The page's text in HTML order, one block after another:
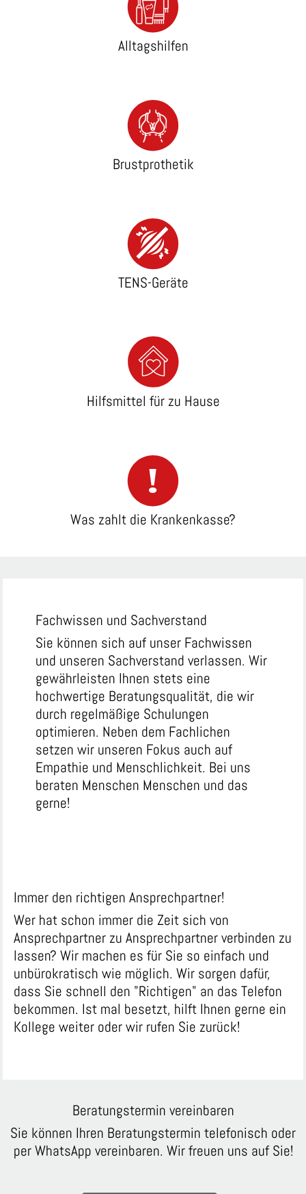
Alltagshilfen
Brustprothetik
TENS-Geräte
Hilfsmittel für zu Hause
Was zahlt die Krankenkasse?
Fachwissen und Sachverstand
Sie können sich auf unser Fachwissen
und unseren Sachverstand verlassen. Wir
gewährleisten Ihnen stets eine
hochwertige Beratungsqualität, die wir
durch regelmäßige Schulungen
optimieren. Neben dem Fachlichen
setzen wir unseren Fokus auch auf
Empathie und Menschlichkeit. Bei uns
beraten Menschen Menschen und das
gerne!
Immer den richtigen Ansprechpartner!
Wer hat schon immer die Zeit sich von
Ansprechpartner zu Ansprechpartner verbinden zu
lassen? Wir machen es für Sie so einfach und
unbürokratisch wie möglich. Wir sorgen dafür,
dass Sie schnell den "Richtigen" an das Telefon
bekommen. Ist mal besetzt, hilft Ihnen gerne ein
Kollege weiter oder wir rufen Sie zurück!
Beratungstermin vereinbaren
Sie können Ihren Beratungstermin telefonisch oder
per WhatsApp vereinbaren. Wir freuen uns auf Sie!